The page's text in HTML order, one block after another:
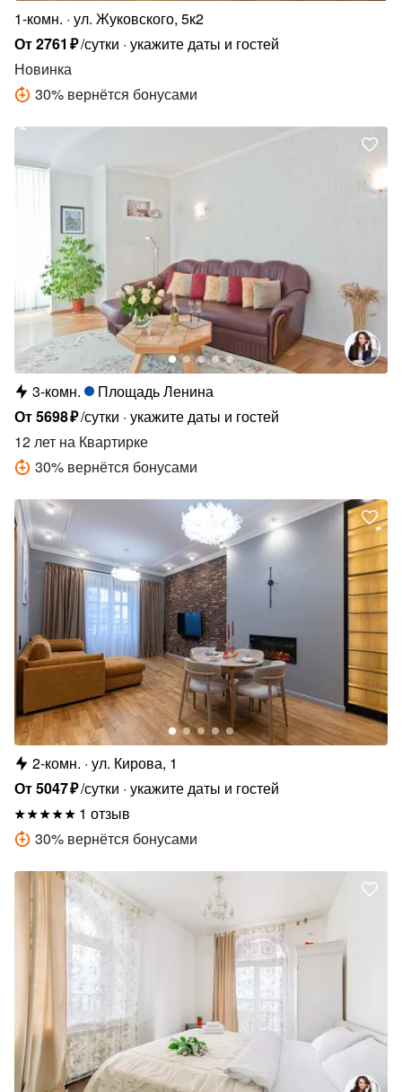
1-комн. ул. Жуковского, 5к2
От2761 ₽/сутки укажите даты и гостей
Новинка
30% вернётся бонусами
3-комн.
Площадь Ленина
От5698₽/сутки укажите даты и гостей
12 лет на Квартирке
30% вернётся бонусами
2-комн. ул. Кирова, 1
От5047₽/сутки укажите даты и гостей
1 отзыв
30% вернётся бонусами